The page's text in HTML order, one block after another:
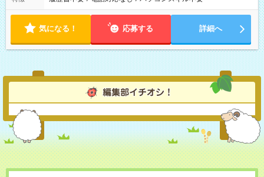
気になる！ 応募する 詳細へ